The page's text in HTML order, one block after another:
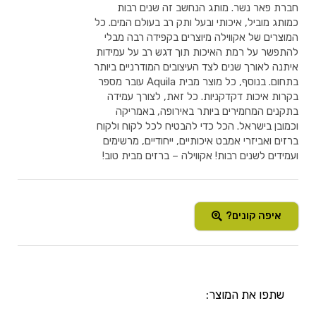
חברת פאר נשר. מותג הנחשב זה שנים רבות
כמותג מוביל, איכותי ובעל ותק רב בעולם המים. כל
המוצרים של אקווילה מיוצרים בקפידה רבה מבלי
להתפשר על רמת האיכות תוך דגש רב על עמידות
איתנה לאורך שנים לצד העיצובים המודרניים ביותר
בתחום. בנוסף, כל מוצר מבית Aquila עובר מספר
בקרות איכות דקדקניות. כל זאת, לצורך עמידה
בתקנים המחמירים ביותר באירופה, באמריקה
וכמובן בישראל. הכל כדי להבטיח לכל לקוח ולקוח
ברזים ואביזרי אמבט איכותיים, ייחודיים, מרשימים
ועמידים לשנים רבות! אקווילה – ברזים מבית טוב!
איפה קונים?
שתפו את המוצר: